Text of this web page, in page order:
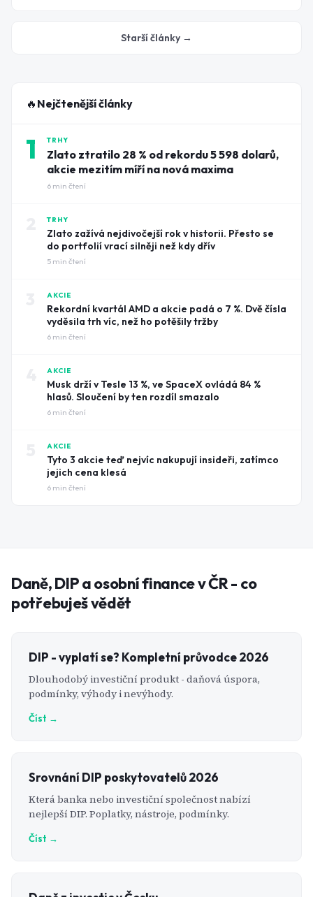
Starší články →
🔥 Nejčtenější články
1 TRHY
Zlato ztratilo 28 % od rekordu 5 598 dolarů,
akcie mezitím míří na nová maxima
6 min čtení
TRHY
Zlato zažívá nejdivočejší rok v historii. Přesto se
do portfolií vrací silněji než kdy dřív
5 min čtení
AKCIE
Rekordní kvartál AMD a akcie padá o 7 %. Dvě čísla
vyděsila trh víc, než ho potěšily tržby
6 min čtení
AKCIE
Musk drží v Tesle 13 %, ve SpaceX ovládá 84 %
hlasů. Sloučení by ten rozdíl smazalo
6 min čtení
AKCIE
Tyto 3 akcie teď nejvíc nakupují insideři, zatímco
jejich cena klesá
6 min čtení
Daně, DIP a osobní finance v ČR - co
potřebuješ vědět
DIP - vyplatí se? Kompletní průvodce 2026
Dlouhodobý investiční produkt - daňová úspora,
podmínky, výhody i nevýhody.
Číst →
Srovnání DIP poskytovatelů 2026
Která banka nebo investiční společnost nabízí
nejlepší DIP. Poplatky, nástroje, podmínky.
Číst →